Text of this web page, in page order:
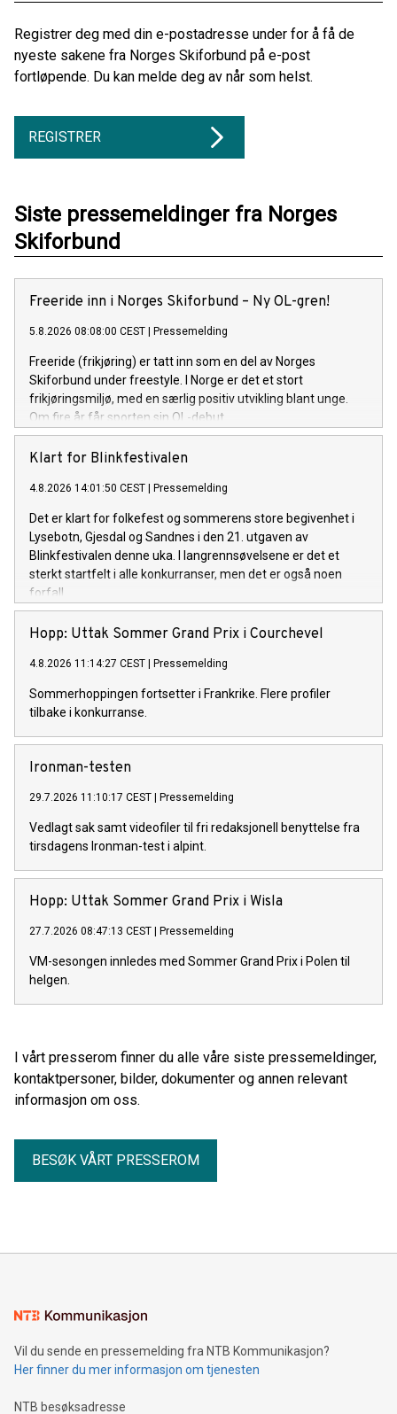
Registrer deg med din e-postadresse under for å få de
nyeste sakene fra Norges Skiforbund på e-post
fortløpende. Du kan melde deg av når som helst.
REGISTRER
Siste pressemeldinger fra Norges
Skiforbund
Freeride inn i Norges Skiforbund – Ny OL-gren!
5.8.2026 08:08:00 CEST Pressemelding
Freeride (frikjøring) er tatt inn som en del av Norges
Skiforbund under freestyle. I Norge er det et stort
frikjøringsmiljø, med en særlig positiv utvikling blant unge.
Om fire år får sporten sin OL-debut.
Klart for Blinkfestivalen
4.8.2026 14:01:50 CEST Pressemelding
Det er klart for folkefest og sommerens store begivenhet i
Lysebotn, Gjesdal og Sandnes i den 21. utgaven av
Blinkfestivalen denne uka. I langrennsøvelsene er det et
sterkt startfelt i alle konkurranser, men det er også noen
forfall.
Hopp: Uttak Sommer Grand Prix i Courchevel
4.8.2026 11:14:27 CEST Pressemelding
Sommerhoppingen fortsetter i Frankrike. Flere profiler
tilbake i konkurranse.
Ironman-testen
29.7.2026 11:10:17 CEST Pressemelding
Vedlagt sak samt videofiler til fri redaksjonell benyttelse fra
tirsdagens Ironman-test i alpint.
Hopp: Uttak Sommer Grand Prix i Wisla
27.7.2026 08:47:13 CEST Pressemelding
VM-sesongen innledes med Sommer Grand Prix i Polen til
helgen.
I vårt presserom finner du alle våre siste pressemeldinger,
kontaktpersoner, bilder, dokumenter og annen relevant
informasjon om oss.
BESØK VÅRT PRESSEROM
Vil du sende en pressemelding fra NTB Kommunikasjon?
Her finner du mer informasjon om tjenesten
NTB besøksadresse